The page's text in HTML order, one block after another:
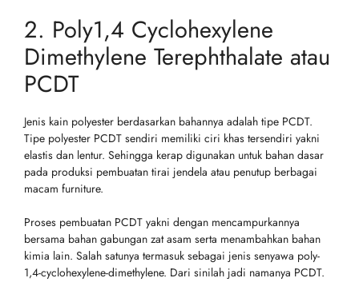
2. Poly1,4 Cyclohexylene
Dimethylene Terephthalate atau
PCDT
Jenis kain polyester berdasarkan bahannya adalah tipe PCDT.
Tipe polyester PCDT sendiri memiliki ciri khas tersendiri yakni
elastis dan lentur. Sehingga kerap digunakan untuk bahan dasar
pada produksi pembuatan tirai jendela atau penutup berbagai
macam furniture.
Proses pembuatan PCDT yakni dengan mencampurkannya
bersama bahan gabungan zat asam serta menambahkan bahan
kimia lain. Salah satunya termasuk sebagai jenis senyawa poly-
1,4-cyclohexylene-dimethylene. Dari sinilah jadi namanya PCDT.